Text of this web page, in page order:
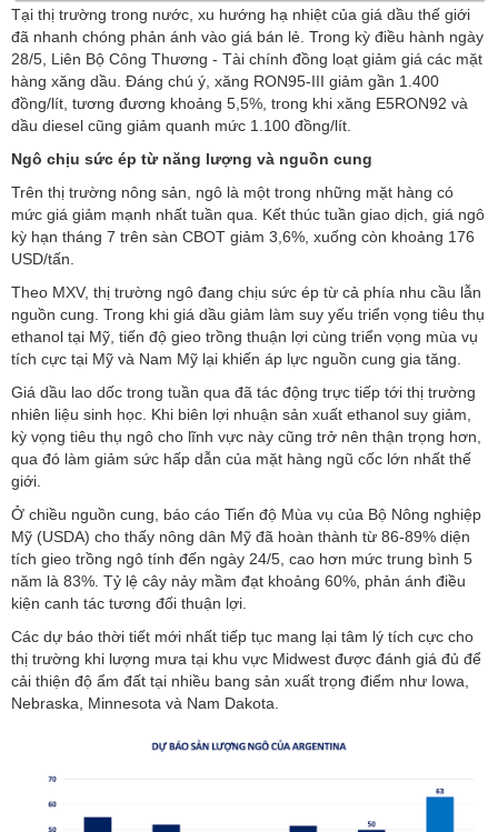
Tại thị trường trong nước, xu hướng hạ nhiệt của giá dầu thế giới
đã nhanh chóng phản ánh vào giá bán lẻ. Trong kỳ điều hành ngày
28/5, Liên Bộ Công Thương - Tài chính đồng loạt giảm giá các mặt
hàng xăng dầu. Đáng chú ý, xăng RON95-III giảm gần 1.400
đồng/lít, tương đương khoảng 5,5%, trong khi xăng E5RON92 và
dầu diesel cũng giảm quanh mức 1.100 đồng/lít.
Ngô chịu sức ép từ năng lượng và nguồn cung
Trên thị trường nông sản, ngô là một trong những mặt hàng có
mức giá giảm mạnh nhất tuần qua. Kết thúc tuần giao dịch, giá ngô
kỳ hạn tháng 7 trên sàn CBOT giảm 3,6%, xuống còn khoảng 176
USD/tấn.
Theo MXV, thị trường ngô đang chịu sức ép từ cả phía nhu cầu lẫn
nguồn cung. Trong khi giá dầu giảm làm suy yếu triển vọng tiêu thụ
ethanol tại Mỹ, tiến độ gieo trồng thuận lợi cùng triển vọng mùa vụ
tích cực tại Mỹ và Nam Mỹ lại khiến áp lực nguồn cung gia tăng.
Giá dầu lao dốc trong tuần qua đã tác động trực tiếp tới thị trường
nhiên liệu sinh học. Khi biên lợi nhuận sản xuất ethanol suy giảm,
kỳ vọng tiêu thụ ngô cho lĩnh vực này cũng trở nên thận trọng hơn,
qua đó làm giảm sức hấp dẫn của mặt hàng ngũ cốc lớn nhất thế
giới.
Ở chiều nguồn cung, báo cáo Tiến độ Mùa vụ của Bộ Nông nghiệp
Mỹ (USDA) cho thấy nông dân Mỹ đã hoàn thành từ 86-89% diện
tích gieo trồng ngô tính đến ngày 24/5, cao hơn mức trung bình 5
năm là 83%. Tỷ lệ cây nảy mầm đạt khoảng 60%, phản ánh điều
kiện canh tác tương đối thuận lợi.
Các dự báo thời tiết mới nhất tiếp tục mang lại tâm lý tích cực cho
thị trường khi lượng mưa tại khu vực Midwest được đánh giá đủ để
cải thiện độ ẩm đất tại nhiều bang sản xuất trọng điểm như Iowa,
Nebraska, Minnesota và Nam Dakota.